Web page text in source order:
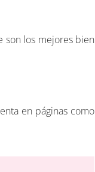
son los mejores bien
en páginas como